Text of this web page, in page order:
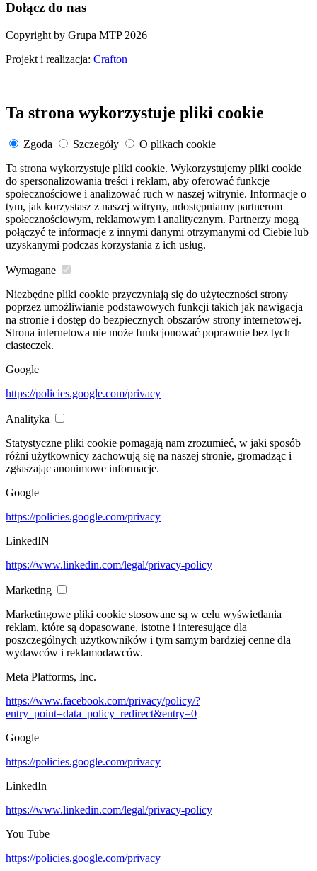
Dołącz do nas
Copyright by Grupa MTP 2026
Projekt i realizacja: Crafton
Ta strona wykorzystuje pliki cookie
Zgoda Szczegóły
O plikach cookie
Ta strona wykorzystuje pliki cookie. Wykorzystujemy pliki cookie
do spersonalizowania treści i reklam, aby oferować funkcje
społecznościowe i analizować ruch w naszej witrynie. Informacje o
tym, jak korzystasz z naszej witryny, udostępniamy partnerom
społecznościowym, reklamowym i analitycznym. Partnerzy mogą
połączyć te informacje z innymi danymi otrzymanymi od Ciebie lub
uzyskanymi podczas korzystania z ich usług.
Wymagane
Niezbędne pliki cookie przyczyniają się do użyteczności strony
poprzez umożliwianie podstawowych funkcji takich jak nawigacja
na stronie i dostęp do bezpiecznych obszarów strony internetowej.
Strona internetowa nie może funkcjonować poprawnie bez tych
ciasteczek.
Google
https://policies.google.com/privacy
Analityka
Statystyczne pliki cookie pomagają nam zrozumieć, w jaki sposób
różni użytkownicy zachowują się na naszej stronie, gromadząc i
zgłaszając anonimowe informacje.
Google
https://policies.google.com/privacy
LinkedIN
https://www.linkedin.com/legal/privacy-policy
Marketing
Marketingowe pliki cookie stosowane są w celu wyświetlania
reklam, które są dopasowane, istotne i interesujące dla
poszczególnych użytkowników i tym samym bardziej cenne dla
wydawców i reklamodawców.
Meta Platforms, Inc.
https://www.facebook.com/privacy/policy/?
entry_point=data_policy_redirect&entry=0
Google
https://policies.google.com/privacy
LinkedIn
https://www.linkedin.com/legal/privacy-policy
You Tube
https://policies.google.com/privacy